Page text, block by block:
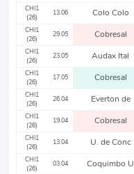
CHI1
(26)
13.06 Colo Colo
CHI1
(26)
29.05 Cobresal
CHI1
(26)
23.05 Audax Ital
CHI1
(26)
17.05 Cobresal
CHI1
(26)
26.04 Everton de
CHI1
(26)
19.04 Cobresal
CHI1
(26)
13.04 U. de Conc
CHI1
(26)
03.04 Coquimbo U